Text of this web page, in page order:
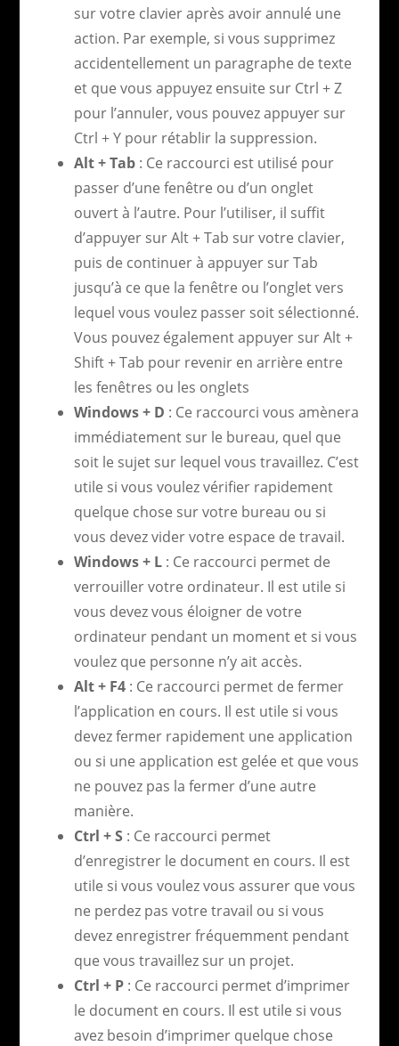
sur votre clavier après avoir annulé une
action. Par exemple, si vous supprimez
accidentellement un paragraphe de texte
et que vous appuyez ensuite sur Ctrl + Z
pour l’annuler, vous pouvez appuyer sur
Ctrl + Y pour rétablir la suppression.
Alt + Tab: Ce raccourci est utilisé pour
passer d’une fenêtre ou d’un onglet
ouvert à l’autre. Pour l’utiliser, il suffit
d’appuyer sur Alt + Tab sur votre clavier,
puis de continuer à appuyer sur Tab
jusqu’à ce que la fenêtre ou l’onglet vers
lequel vous voulez passer soit sélectionné.
Vous pouvez également appuyer sur Alt +
Shift + Tab pour revenir en arrière entre
les fenêtres ou les onglets
Windows + D : Ce raccourci vous amènera
immédiatement sur le bureau, quel que
soit le sujet sur lequel vous travaillez. C’est
utile si vous voulez vérifier rapidement
quelque chose sur votre bureau ou si
vous devez vider votre espace de travail.
Windows + L: Ce raccourci permet de
verrouiller votre ordinateur. Il est utile si
vous devez vous éloigner de votre
ordinateur pendant un moment et si vous
voulez que personne n’y ait accès.
Alt + F4: Ce raccourci permet de fermer
l’application en cours. Il est utile si vous
devez fermer rapidement une application
ou si une application est gelée et que vous
ne pouvez pas la fermer d’une autre
manière.
Ctrl + S: Ce raccourci permet
d’enregistrer le document en cours. Il est
utile si vous voulez vous assurer que vous
ne perdez pas votre travail ou si vous
devez enregistrer fréquemment pendant
que vous travaillez sur un projet.
Ctrl + P: Ce raccourci permet d’imprimer
le document en cours. Il est utile si vous
avez besoin d’imprimer quelque chose